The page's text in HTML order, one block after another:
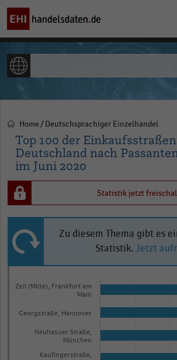
Pfadnavigation
Home Deutschsprachiger Einzelhandel
Top 100 der
Deutschland nach
im Juni 2020
Statistik jetzt
Zu diesem Thema gibt es
Statistik. Jetzt
chart
100
graphic.
Zeil (Mitte), Frankfurt am
Main
Georgstraße, Hannover
Neuhasuer Straße,
München
Kaufingerstraße,